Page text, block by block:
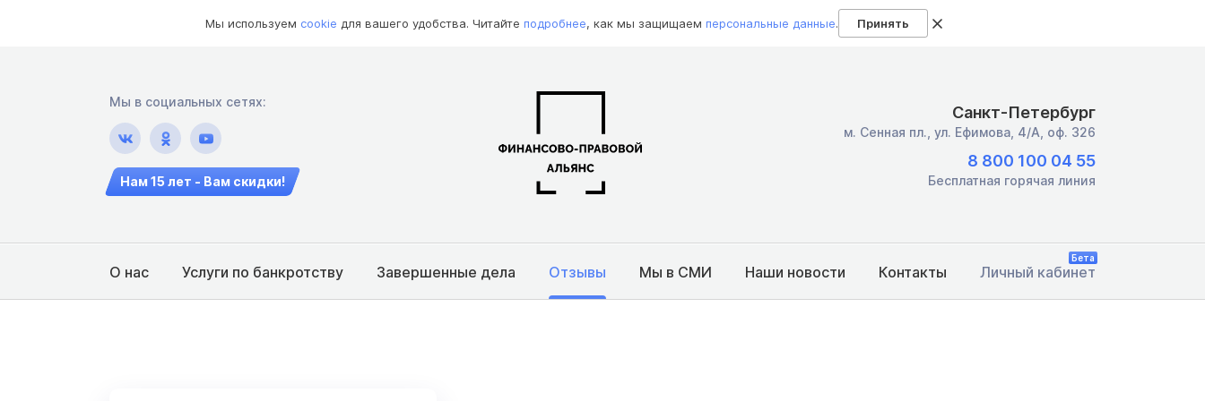
Мы используем cookie для вашего удобства. Читайте подробнее, как мы защищаем персональные данные. Принять
Мы в социальных сетях:
Нам 15 лет - Вам скидки!
Санкт-Петербург
м. Сенная пл., ул. Ефимова, 4/А, оф. 326
8 800 100 04 55
Бесплатная горячая линия
О нас Услуги по банкротству Завершенные дела Отзывы Мы в СМИ Наши новости Контакты Личный кабинет
Бета